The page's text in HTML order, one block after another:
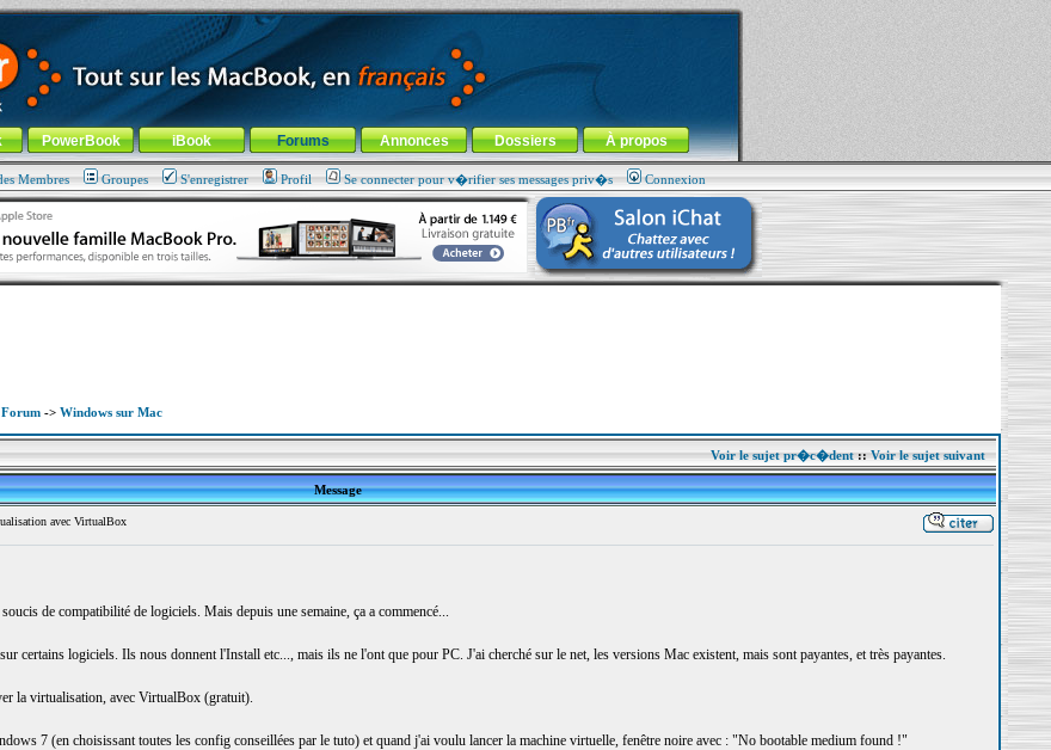
! -Aller au menu de la rubrique
PowerBook iBook Forums Annonces Dossiers À propos
Membres Groupes S'enregistrer Profil Se connecter pour v�rifier ses messages priv�s Connexion
-> Windows sur Mac
Voir le sujet pr�c�dent::Voir le sujet suivant
Message
avec VirtualBox
de compatibilité de logiciels. Mais depuis une semaine, ça a commencé...
certains logiciels. Ils nous donnent l'Install etc..., mais ils ne l'ont que pour PC. J'ai cherché sur le net, les versions Mac existent, mais sont payantes, et très payantes.
la virtualisation, avec VirtualBox (gratuit).
7 (en choisissant toutes les config conseillées par le tuto) et quand j'ai voulu lancer la machine virtuelle, fenêtre noire avec : "No bootable medium found !"